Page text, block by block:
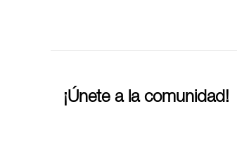
¡Únete a la comunidad!